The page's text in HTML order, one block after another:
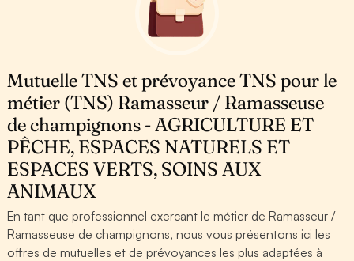
Mutuelle TNS et prévoyance TNS pour le
métier (TNS) Ramasseur / Ramasseuse
de champignons - AGRICULTURE ET
PÊCHE, ESPACES NATURELS ET
ESPACES VERTS, SOINS AUX
ANIMAUX
En tant que professionnel exercant le métier de Ramasseur /
Ramasseuse de champignons, nous vous présentons ici les
offres de mutuelles et de prévoyances les plus adaptées à